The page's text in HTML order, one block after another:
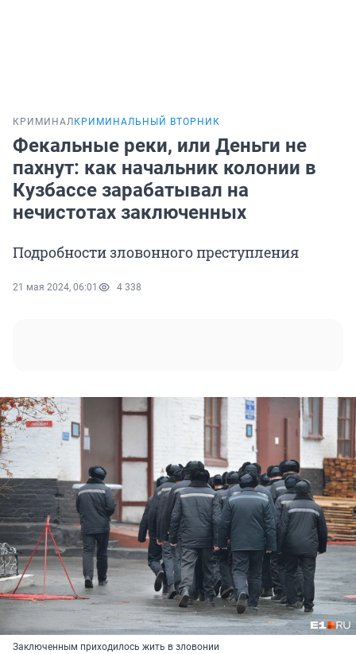
КРИМИНАЛ КРИМИНАЛЬНЫЙ ВТОРНИК
Фекальные реки, или Деньги не
пахнут: как начальник колонии в
Кузбассе зарабатывал на
нечистотах заключенных
Подробности зловонного преступления
21 мая 2024, 06:01 4 338
Заключенным приходилось жить в зловонии